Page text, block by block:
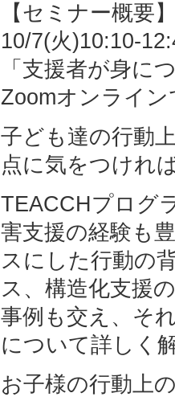
【セミナー概要
10/7(火)10:10-
「支援者が身に
Zoomオンライ
子ども達の行動
点に気をつけれ
TEACCHプログ
害支援の経験も
スにした行動の
ス、構造化支援
事例も交え、そ
について詳しく
お子様の行動上